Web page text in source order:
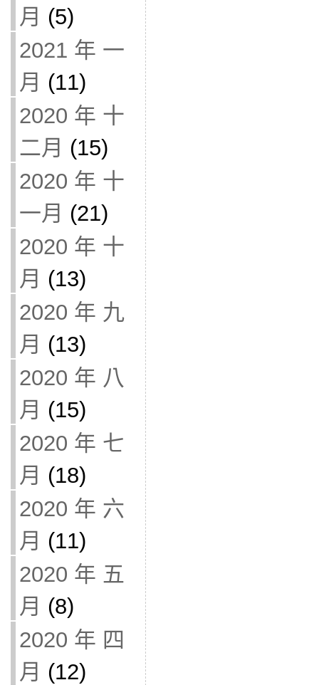
月 (5)
2021 年 一
月 (11)
2020 年 十
二月 (15)
2020 年 十
一月 (21)
2020 年 十
月 (13)
2020 年 九
月 (13)
2020 年 八
月 (15)
2020 年 七
月 (18)
2020 年 六
月 (11)
2020 年 五
月 (8)
2020 年 四
月 (12)